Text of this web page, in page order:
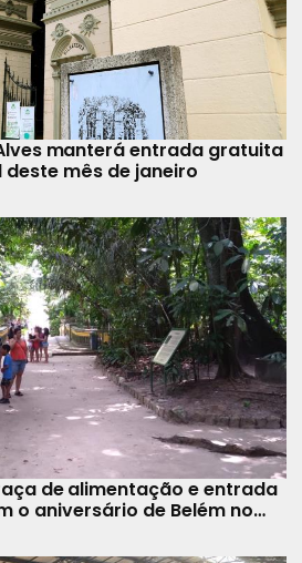
manterá entrada gratuita
mês de janeiro
de alimentação e entrada
o aniversário de Belém no